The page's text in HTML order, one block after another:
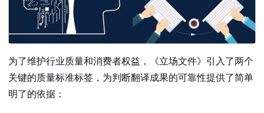
为了维护行业质量和消费者权益，《立场文件》引入了两个
关键的质量标准标签，为判断翻译成果的可靠性提供了简单
明了的依据：